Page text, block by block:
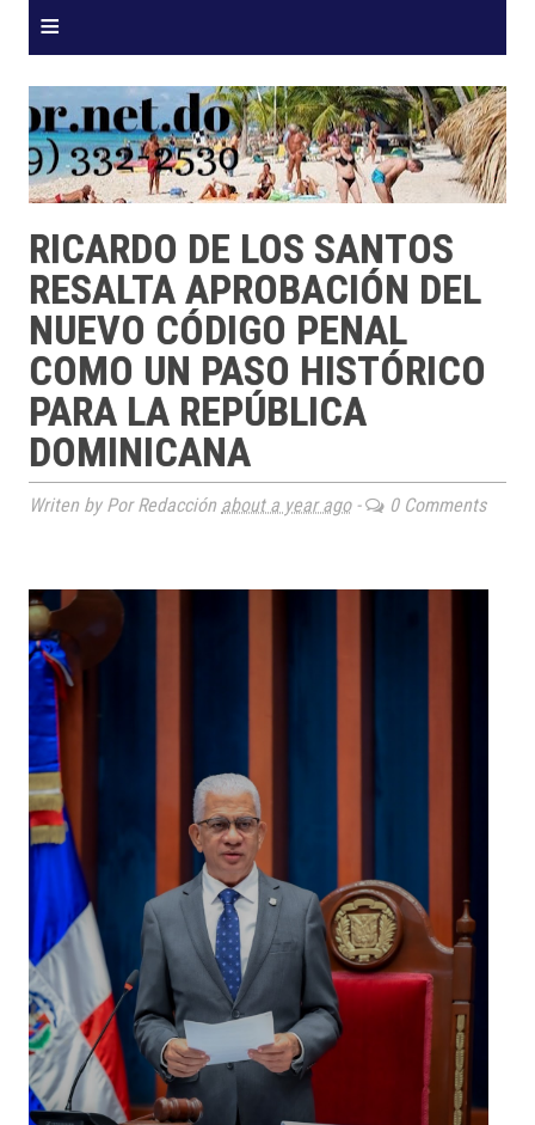
≡
RICARDO DE LOS SANTOS
RESALTA APROBACIÓN DEL
NUEVO CÓDIGO PENAL
COMO UN PASO HISTÓRICO
PARA LA REPÚBLICA
DOMINICANA
Writen by Por Redacción about a year ago- 0 Comments